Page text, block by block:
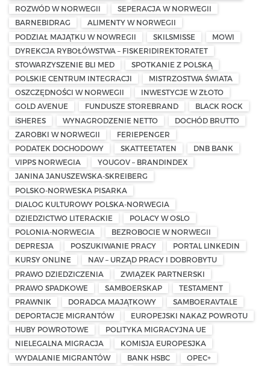
ROZWÓD W NORWEGII
SEPERACJA W NORWEGII
BARNEBIDRAG
ALIMENTY W NORWEGII
PODZIAŁ MAJĄTKU W NOWREGII
SKILSMISSE
MOWI
DYREKCJA RYBOŁÓWSTWA – FISKERIDIREKTORATET
STOWARZYSZENIE BLI MED
SPOTKANIE Z POLSKĄ
POLSKIE CENTRUM INTEGRACJI
MISTRZOSTWA ŚWIATA
OSZCZĘDNOŚCI W NORWEGII
INWESTYCJE W ZŁOTO
GOLD AVENUE
FUNDUSZE STOREBRAND
BLACK ROCK
iSHERES
WYNAGRODZENIE NETTO
DOCHÓD BRUTTO
ZAROBKI W NORWEGII
FERIEPENGER
PODATEK DOCHODOWY
SKATTEETATEN
DNB BANK
VIPPS NORWEGIA
YOUGOV – BRANDINDEX
JANINA JANUSZEWSKA-SKREIBERG
POLSKO-NORWESKA PISARKA
DIALOG KULTUROWY POLSKA-NORWEGIA
DZIEDZICTWO LITERACKIE
POLACY W OSLO
POLONIA-NORWEGIA
BEZROBOCIE W NORWEGII
DEPRESJA
POSZUKIWANIE PRACY
PORTAL LINKEDIN
KURSY ONLINE
NAV – URZĄD PRACY I DOBROBYTU
PRAWO DZIEDZICZENIA
ZWIĄZEK PARTNERSKI
PRAWO SPADKOWE
SAMBOERSKAP
TESTAMENT
PRAWNIK
DORADCA MAJĄTKOWY
SAMBOERAVTALE
DEPORTACJE MIGRANTÓW
EUROPEJSKI NAKAZ POWROTU
HUBY POWROTOWE
POLITYKA MIGRACYJNA UE
NIELEGALNA MIGRACJA
KOMISJA EUROPESJKA
WYDALANIE MIGRANTÓW
BANK HSBC
OPEC+